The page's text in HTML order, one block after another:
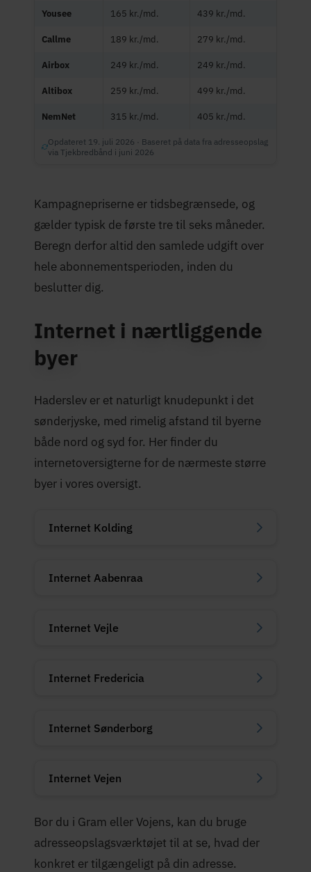
Yousee 165 kr./md. 439 kr./md.
Callme 189 kr./md. 279 kr./md.
Airbox 249 kr./md. 249 kr./md.
Altibox 259 kr./md. 499 kr./md.
NemNet 315 kr./md. 405 kr./md.
Opdateret 19. juli 2026 · Baseret på data fra adresseopslag
via Tjekbredbånd i juni 2026
Kampagnepriserne er tidsbegrænsede, og
gælder typisk de første tre til seks måneder.
Beregn derfor altid den samlede udgift over
hele abonnementsperioden, inden du
beslutter dig.
Internet i nærtliggende
byer
Haderslev er et naturligt knudepunkt i det
sønderjyske, med rimelig afstand til byerne
både nord og syd for. Her finder du
internetoversigterne for de nærmeste større
byer i vores oversigt.
Internet Kolding
Internet Aabenraa
Internet Vejle
Internet Fredericia
Internet Sønderborg
Internet Vejen
Bor du i Gram eller Vojens, kan du bruge
adresseopslagsværktøjet til at se, hvad der
konkret er tilgængeligt på din adresse.